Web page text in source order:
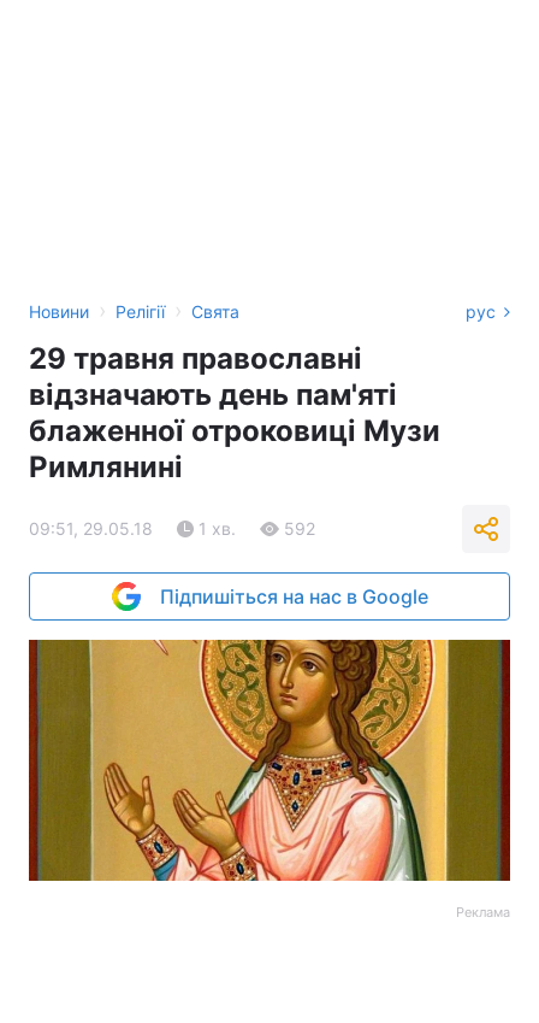
Новини › Релігії › Свята рус
29 травня православні
відзначають день пам'яті
блаженної отроковиці Музи
Римлянині
09:51, 29.05.18 1 хв. 592
Підпишіться на нас в Google
Реклама